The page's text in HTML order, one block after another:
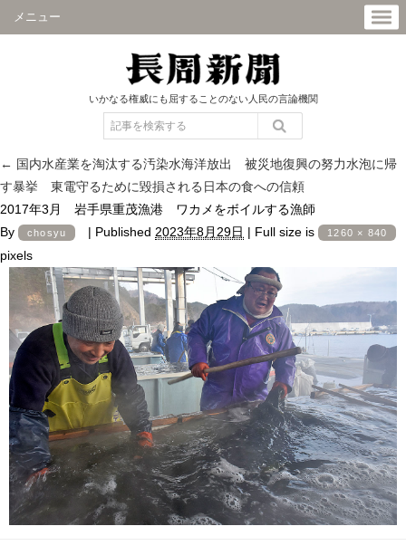
メニュー
いかなる権威にも屈することのない人民の言論機関
← 国内水産業を淘汰する汚染水海洋放出 被災地復興の努力水泡に帰
す暴挙 東電守るために毀損される日本の食への信頼
2017年3月 岩手県重茂漁港 ワカメをボイルする漁師
By
chosyu | Published 2023年8月29日 | Full size is 1260 × 840
pixels